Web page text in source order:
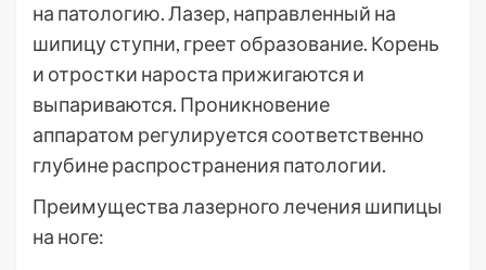
на патологию. Лазер, направленный на
шипицу ступни, греет образование. Корень
и отростки нароста прижигаются и
выпариваются. Проникновение
аппаратом регулируется соответственно
глубине распространения патологии.
Преимущества лазерного лечения шипицы
на ноге: